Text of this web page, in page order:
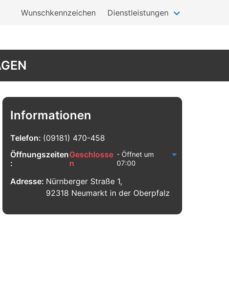
Wunschkennzeichen Dienstleistungen
Informationen
Telefon: (09181) 470-458
Öffnungszeiten
:
Geschlosse
n
- Öffnet um
07:00
Adresse: Nürnberger Straße 1,
92318 Neumarkt in der Oberpfalz